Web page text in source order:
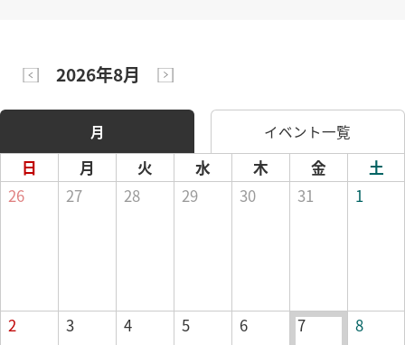
2026年8月
月 イベント一覧
日 月 火 水 木 金
土
26
27 28 29 30 31 1
2 3 4 5 6 7 8